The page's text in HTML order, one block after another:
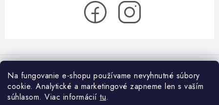
Na fungovanie e-shopu používame nevyhnutné súbory
cookie. Analytické a marketingové zapneme len s vaším
súhlasom. Viac informácií tu.
á
O nás
Blog